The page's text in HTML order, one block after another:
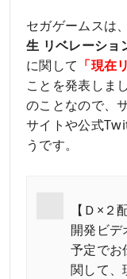
セガゲームスは、
生 リベレーショ
に関して 「現在
ことを発表しま
のことなので、
サイトや公式
うです。
【Ｄ×２
開発ビ
予定でお
関して、